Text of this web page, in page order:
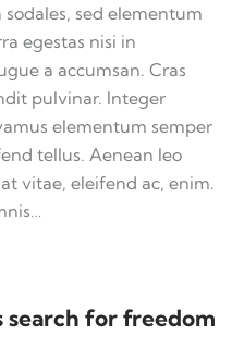
sed elementum
egestas nisi in
a accumsan. Cras
pulvinar. Integer
elementum semper
tellus. Aenean leo
vitae, eleifend ac, enim.
search for freedom